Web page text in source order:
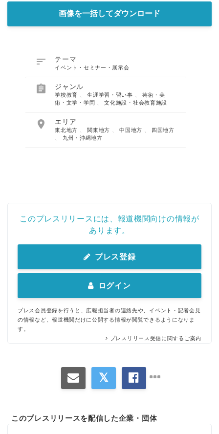
画像を一括してダウンロード
 テーマ
イベント・セミナー・展示会
 ジャンル
学校教育 、生涯学習・習い事
芸術・美
術・文学・学問
、文化施設・社会教育施設
 エリア
東北地方 、関東地方 、中国地方
四国地方
九州・沖縄地方
このプレスリリースには、報道機関向けの情報が
あります。
プレス登録
ログイン
プレス会員登録を行うと、広報担当者の連絡先や、イベント・記者会見
の情報など、報道機関だけに公開する情報が閲覧できるようになりま
す。
プレスリリース受信に関するご案内
このプレスリリースを配信した企業・団体